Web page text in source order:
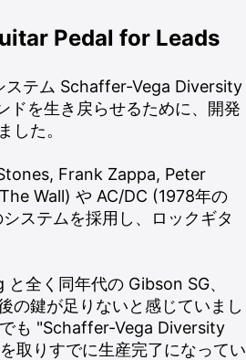
Pedal for Leads
ステム Schaffer-Vega Diversity
ドを生き戻らせるために、開発
した。
Frank Zappa, Peter
Wall) や AC/DC (1978年の
ステムを採用し、ロックギタ
全く同年代の Gibson SG、
の鍵が足りないと感じていまし
も "Schaffer-Vega Diversity
取りすでに生産完了になってい